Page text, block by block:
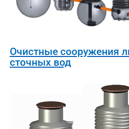
Очистные сооружения
сточных вод